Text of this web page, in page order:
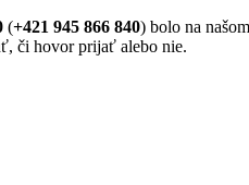
(+421 945 866 840) bolo na
či hovor prijať alebo nie.